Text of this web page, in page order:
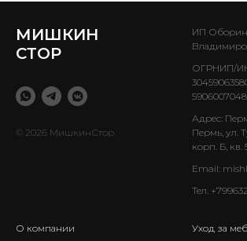
МИШКИН
СТОР
© 2026 МишкинСтор
ИП
ОГРНИП/
Адрес:
Пермь, ул.
корп. Б, кв.
Email:
Тел.
О компании Уход за